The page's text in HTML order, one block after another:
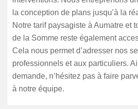
la conception de plans jusqu’à la
Notre tarif paysagiste à Aumatre et
de la Somme reste également
Cela nous permet d’adresser nos
professionnels et aux particuliers.
demande, n’hésitez pas à faire
à notre équipe.